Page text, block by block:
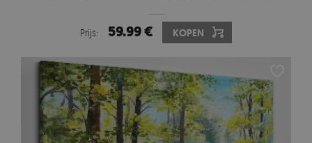
Prijs: 59.99 € KOPEN